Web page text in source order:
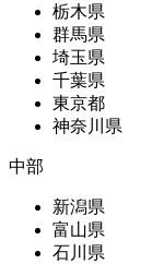
栃木県
群馬県
埼玉県
千葉県
東京都
神奈川県
中部
新潟県
富山県
石川県